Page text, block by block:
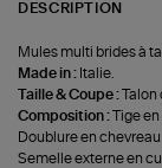
DESCRIPTION
Mules multi brides à
Made in : Italie.
Taille & Coupe :Talon
Composition :Tige
Doublure en chevreau
Semelle externe en